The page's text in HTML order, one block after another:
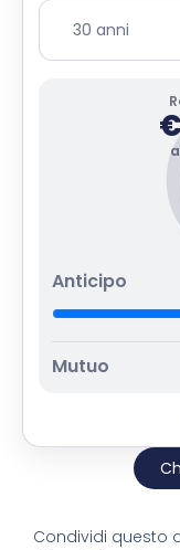
Anticipo
Mutuo
Condividi questo